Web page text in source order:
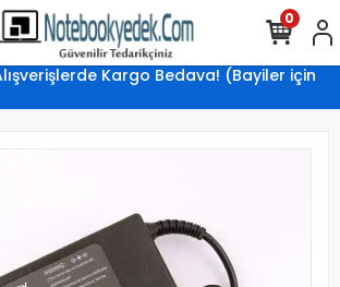
Kargo Bedava! (Bayiler için
0